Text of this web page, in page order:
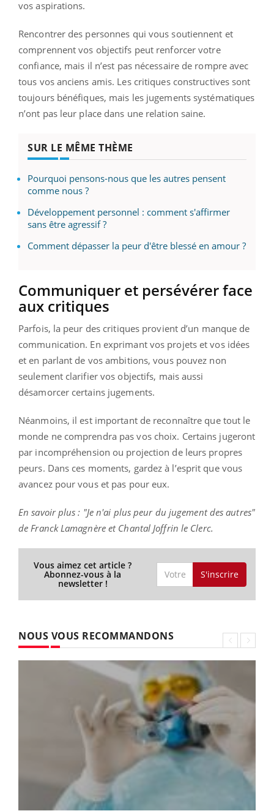
vos aspirations.
Rencontrer des personnes qui vous soutiennent et
comprennent vos objectifs peut renforcer votre
confiance, mais il n’est pas nécessaire de rompre avec
tous vos anciens amis. Les critiques constructives sont
toujours bénéfiques, mais les jugements systématiques
n’ont pas leur place dans une relation saine.
SUR LE MÊME THÈME
Pourquoi pensons-nous que les autres pensent
comme nous ?
Développement personnel : comment s'affirmer
sans être agressif ?
Comment dépasser la peur d'être blessé en amour ?
Communiquer et persévérer face
aux critiques
Parfois, la peur des critiques provient d’un manque de
communication. En exprimant vos projets et vos idées
et en parlant de vos ambitions, vous pouvez non
seulement clarifier vos objectifs, mais aussi
désamorcer certains jugements.
Néanmoins, il est important de reconnaître que tout le
monde ne comprendra pas vos choix. Certains jugeront
par incompréhension ou projection de leurs propres
peurs. Dans ces moments, gardez à l’esprit que vous
avancez pour vous et pas pour eux.
En savoir plus : "Je n'ai plus peur du jugement des autres"
de Franck Lamagnère et Chantal Joffrin le Clerc.
Vous aimez cet article ?
Abonnez-vous à la
newsletter !
S'inscrire
NOUS VOUS RECOMMANDONS